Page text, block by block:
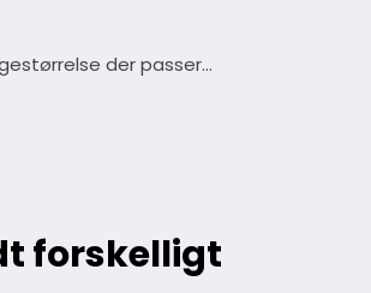
der passer…
forskelligt